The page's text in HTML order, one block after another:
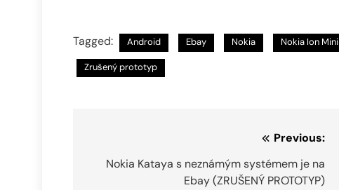
Tagged: Android Ebay Nokia Nokia Ion Mini
Zrušený prototyp
pro
Previous:
Nokia Kataya s neznámým systémem je na
Ebay (ZRUŠENÝ PROTOTYP)